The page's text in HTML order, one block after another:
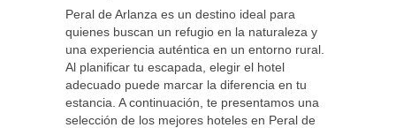
Peral de Arlanza es un destino ideal para
quienes buscan un refugio en la naturaleza y
una experiencia auténtica en un entorno rural.
Al planificar tu escapada, elegir el hotel
adecuado puede marcar la diferencia en tu
estancia. A continuación, te presentamos una
selección de los mejores hoteles en Peral de